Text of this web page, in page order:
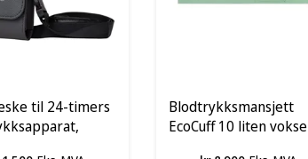
til 24-timers
Blodtrykksmansjett
EcoCuff 10 liten